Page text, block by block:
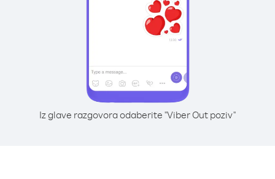
Iz glave razgovora odaberite "Viber Out poziv"